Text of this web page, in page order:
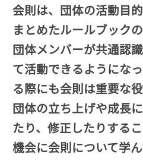
会則は、団体の活動目
まとめたルールブック
団体メンバーが共通認
て活動できるようにな
る際にも会則は重要な
団体の立ち上げや成長
たり、修正したりする
機会に会則について学